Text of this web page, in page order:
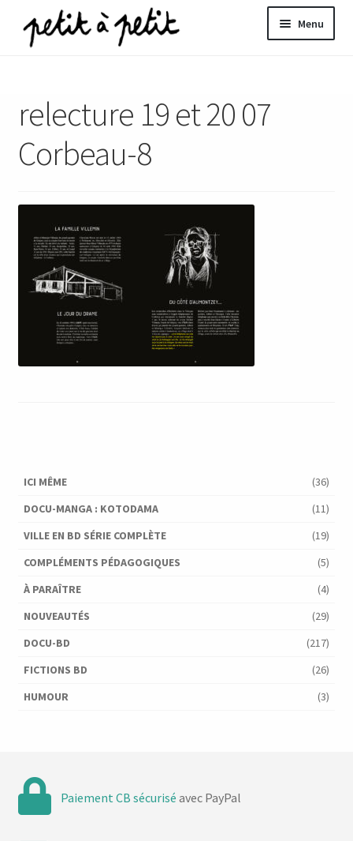
Aller
à
Aller
au
Menu
relecture 19 et 20 07
Corbeau-8
ICI MÊME
(36)
DOCU-MANGA : KOTODAMA
(11)
VILLE EN BD SÉRIE COMPLÈTE
(19)
COMPLÉMENTS PÉDAGOGIQUES
(5)
À PARAÎTRE
(4)
NOUVEAUTÉS
(29)
DOCU-BD
(217)
FICTIONS BD
(26)
HUMOUR
(3)
Paiement CB sécurisé avec PayPal